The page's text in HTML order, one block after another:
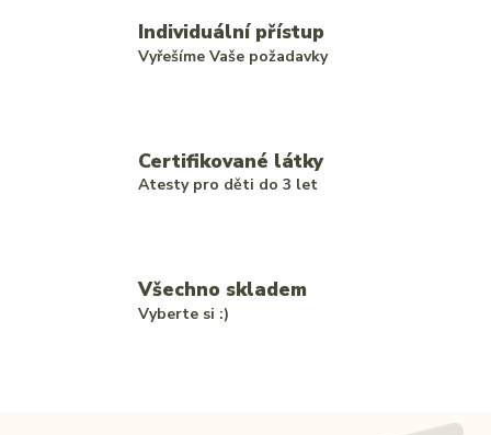
Individuální přístup
Vyřešíme Vaše požadavky
Certifikované látky
Atesty pro děti do 3 let
Všechno skladem
Vyberte si :)